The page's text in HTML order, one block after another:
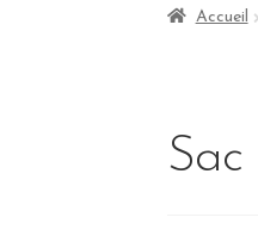
Accueil
Sac